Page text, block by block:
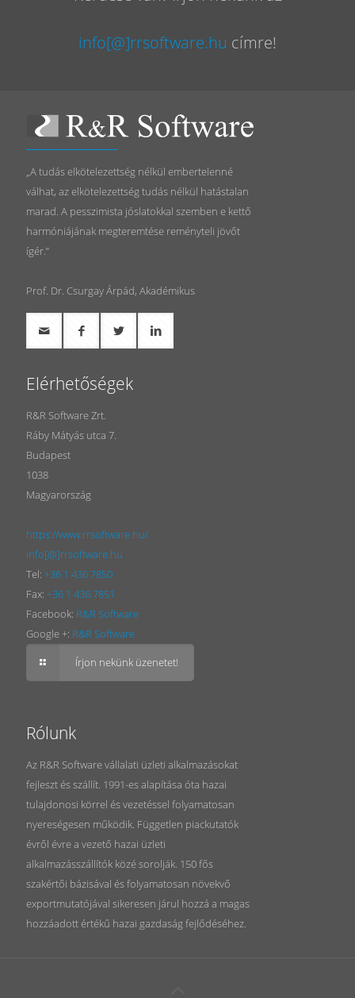
info[@]rrsoftware.hu címre!
„A tudás elkötelezettség nélkül embertelenné
válhat, az elkötelezettség tudás nélkül hatástalan
marad. A pesszimista jóslatokkal szemben e kettő
harmóniájának megteremtése reményteli jövőt
ígér.”
Prof. Dr. Csurgay Árpád, Akadémikus
Elérhetőségek
R&R Software Zrt.
Ráby Mátyás utca 7.
Budapest
1038
Magyarország
https://www.rrsoftware.hu/
info[@]rrsoftware.hu
Tel: +36 1 436 7850
Fax: +36 1 436 7851
Facebook: R&R Software
Google +: R&R Software
Írjon nekünk üzenetet!
Rólunk
Az R&R Software vállalati üzleti alkalmazásokat
fejleszt és szállít. 1991-es alapítása óta hazai
tulajdonosi körrel és vezetéssel folyamatosan
nyereségesen működik. Független piackutatók
évről évre a vezető hazai üzleti
alkalmazásszállítók közé sorolják. 150 fős
szakértői bázisával és folyamatosan növekvő
exportmutatójával sikeresen járul hozzá a magas
hozzáadott értékű hazai gazdaság fejlődéséhez.